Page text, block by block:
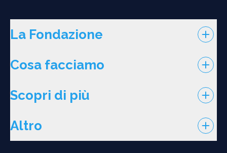
La Fondazione
Cosa facciamo
Scopri di più
Altro